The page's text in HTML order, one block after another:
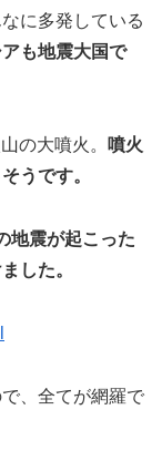
に多発している
も地震大国で
の大噴火。 噴火
うです。
地震が起こった
した。
、全てが網羅で